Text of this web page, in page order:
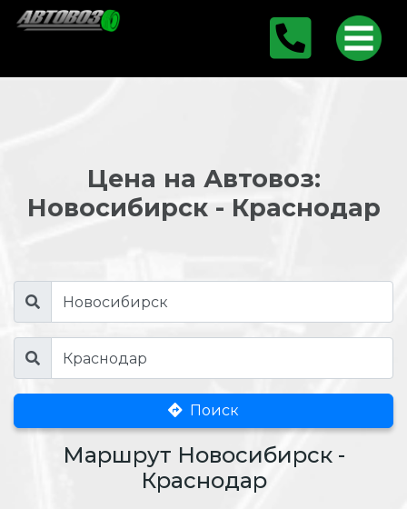
Цена на Автовоз:
Новосибирск - Краснодар
Поиск
Маршрут Новосибирск -
Краснодар